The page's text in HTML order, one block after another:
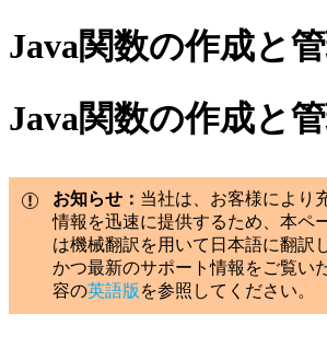
Java関数の作成と
Java関数の作成と
お知らせ： 当社は、お客様により
情報を迅速に提供するため、本ペ
は機械翻訳を用いて日本語に翻訳
かつ最新のサポート情報をご覧い
容の英語版 を参照してください。